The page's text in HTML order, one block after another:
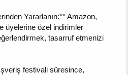
Yararlanın:** Amazon,
üyelerine özel indirimler
tasarruf etmenizi
festivali süresince,